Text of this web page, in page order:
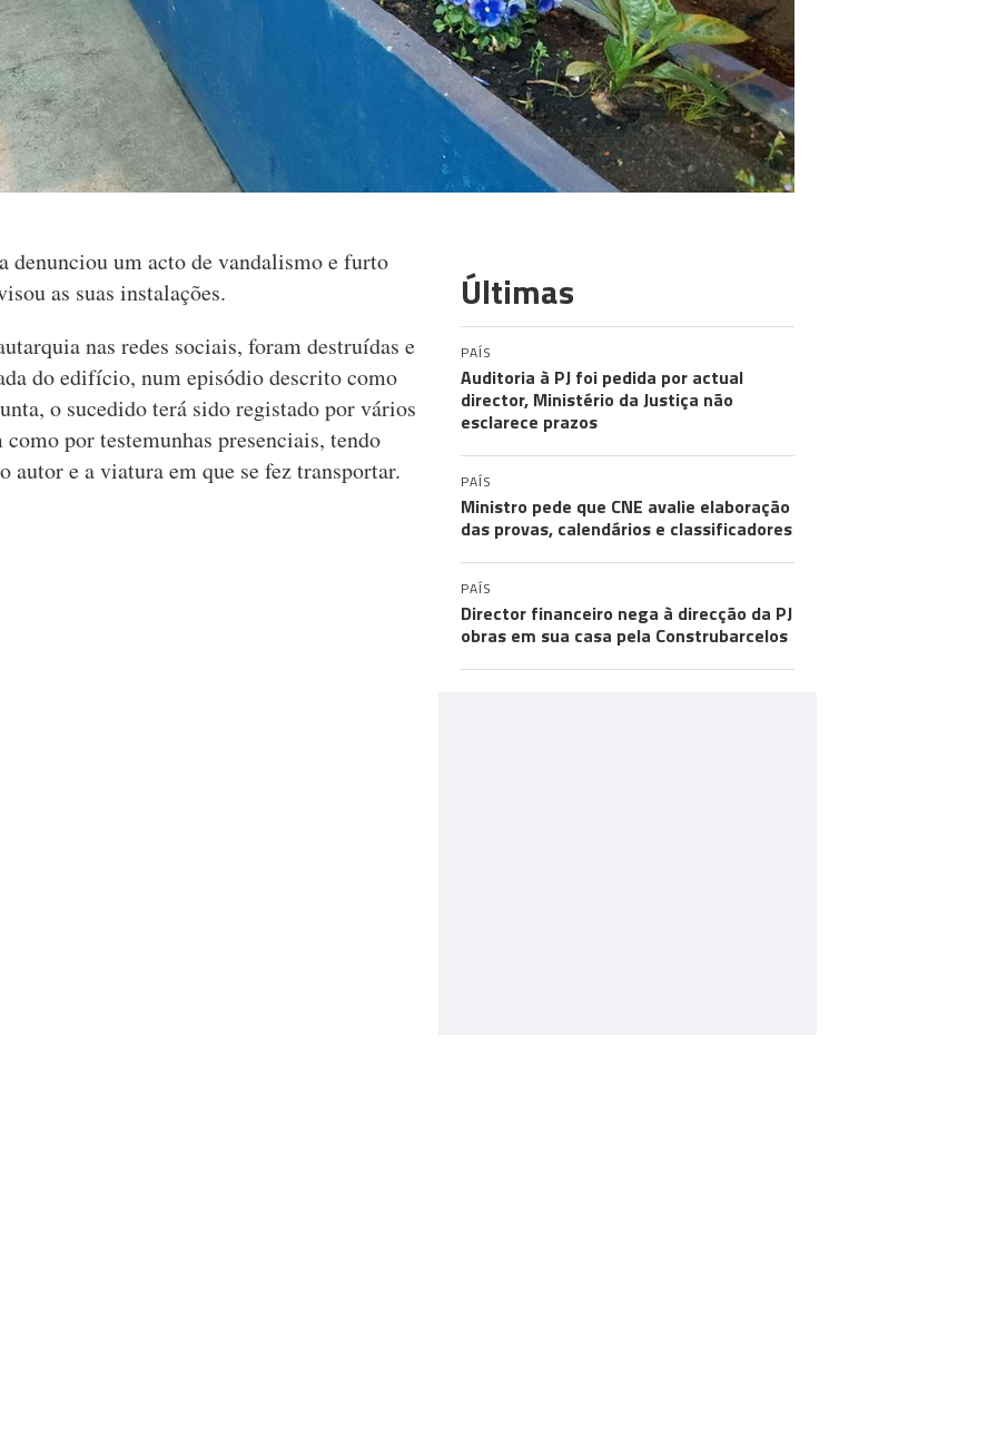
denunciou um acto de vandalismo e furto
as suas instalações.
nas redes sociais, foram destruídas e
do edifício, num episódio descrito como
o sucedido terá sido registado por vários
por testemunhas presenciais, tendo
e a viatura em que se fez transportar.
Últimas
PAÍS
Auditoria à PJ foi pedida por actual
director, Ministério da Justiça não
esclarece prazos
PAÍS
Ministro pede que CNE avalie elaboração
das provas, calendários e classificadores
PAÍS
Director financeiro nega à direcção da PJ
obras em sua casa pela Construbarcelos